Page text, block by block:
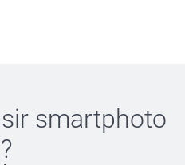
smartphoto
?